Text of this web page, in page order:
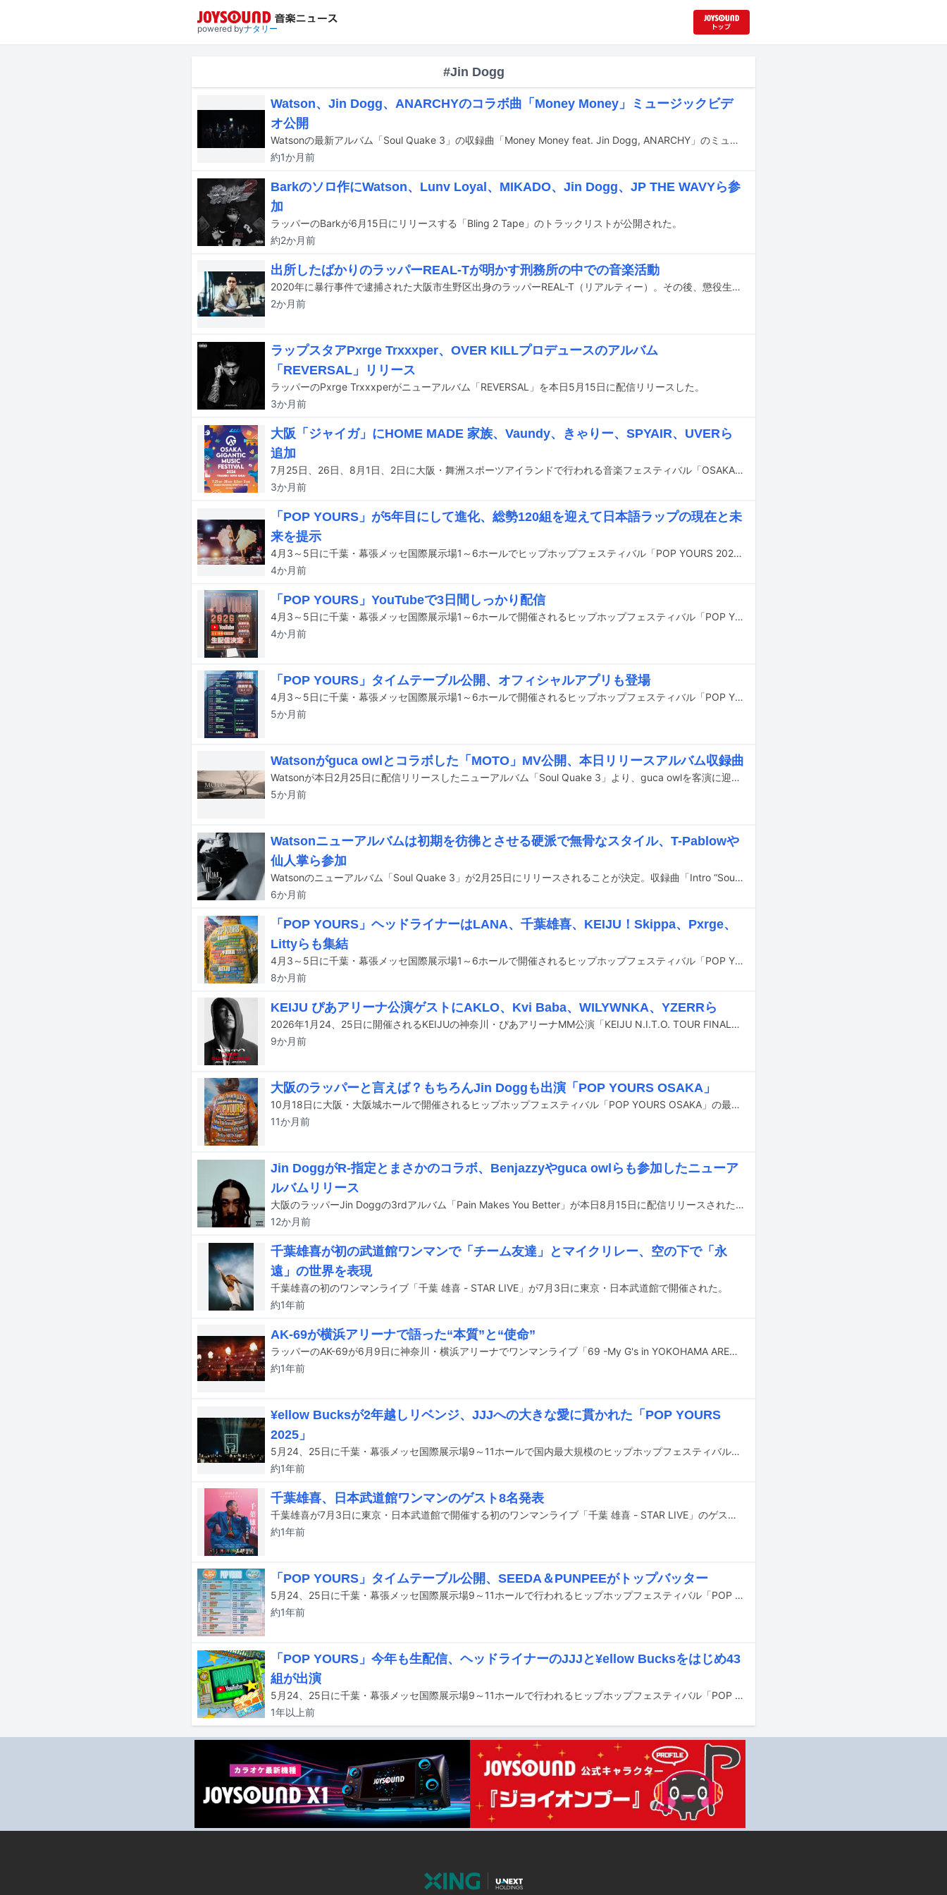
powered byナタリー
#Jin Dogg
Watson、Jin Dogg、ANARCHYのコラボ曲「Money Money」ミュージックビデ
オ公開
Watsonの最新アルバム「Soul Quake 3」の収録曲「Money Money feat. Jin Dogg, ANARCHY」のミュージックビデオがYouTubeで公開された。
約1か月前
Barkのソロ作にWatson、Lunv Loyal、MIKADO、Jin Dogg、JP THE WAVYら参
加
ラッパーのBarkが6月15日にリリースする「Bling 2 Tape」のトラックリストが公開された。
約2か月前
出所したばかりのラッパーREAL-Tが明かす刑務所の中での音楽活動
2020年に暴行事件で逮捕された大阪市生野区出身のラッパーREAL-T（リアルティー）。その後、懲役生活に入り、表舞台から姿を消すも、Jin Doggと彼のコラボ曲「街風」がアンセム化するなどして、シーンで存在感を放ち続けていた。そんな彼が7曲入りのニューアルバム「SHIN SCAR」を突如リリースし、出所していたことを明らかにした。服役中であるはずの2025年12月末にもアルバム「善悪」をリリースしてシーンを騒がせていたREAL-Tだが、いったいどのように塀の中で活動してきたのか。音楽ナタリーでは、アルバムリリース直前のREAL-Tに接触。服役中にどうやって歌詞を書き、ニューアルバムの制作を進めたのかを聞いた。
2か月前
ラップスタアPxrge Trxxxper、OVER KILLプロデュースのアルバム
「REVERSAL」リリース
ラッパーのPxrge Trxxxperがニューアルバム「REVERSAL」を本日5月15日に配信リリースした。
3か月前
大阪「ジャイガ」にHOME MADE 家族、Vaundy、きゃりー、SPYAIR、UVERら
追加
7月25日、26日、8月1日、2日に大阪・舞洲スポーツアイランドで行われる音楽フェスティバル「OSAKA GIGANTIC MUSIC FESTIVAL 2026」（通称：ジャイガ）の出演アーティスト第6弾が発表された。
3か月前
「POP YOURS」が5年目にして進化、総勢120組を迎えて日本語ラップの現在と未
来を提示
4月3～5日に千葉・幕張メッセ国際展示場1～6ホールでヒップホップフェスティバル「POP YOURS 2026」が開催された。
4か月前
「POP YOURS」YouTubeで3日間しっかり配信
4月3～5日に千葉・幕張メッセ国際展示場1～6ホールで開催されるヒップホップフェスティバル「POP YOURS 2026」の模様がYouTubeで生配信されることが発表された。
4か月前
「POP YOURS」タイムテーブル公開、オフィシャルアプリも登場
4月3～5日に千葉・幕張メッセ国際展示場1～6ホールで開催されるヒップホップフェスティバル「POP YOURS 2026」のタイムテーブルが発表された。
5か月前
Watsonがguca owlとコラボした「MOTO」MV公開、本日リリースアルバム収録曲
Watsonが本日2月25日に配信リリースしたニューアルバム「Soul Quake 3」より、guca owlを客演に迎えた楽曲「MOTO feat. guca owl」のミュージックビデオがYouTubeで公開された。
5か月前
Watsonニューアルバムは初期を彷彿とさせる硬派で無骨なスタイル、T-Pablowや
仙人掌ら参加
Watsonのニューアルバム「Soul Quake 3」が2月25日にリリースされることが決定。収録曲「Intro “Soul Quake”」の先行配信がスタートし、収録曲「Koshy Freestyle feat. DADA, C.O.S.A.」のミュージックビデオがYouTubeで公開された。
6か月前
「POP YOURS」ヘッドライナーはLANA、千葉雄喜、KEIJU！Skippa、Pxrge、
Littyらも集結
4月3～5日に千葉・幕張メッセ国際展示場1～6ホールで開催されるヒップホップフェスティバル「POP YOURS 2026」の第1弾アーティストラインナップ37組が発表された。
8か月前
KEIJU ぴあアリーナ公演ゲストにAKLO、Kvi Baba、WILYWNKA、YZERRら
2026年1月24、25日に開催されるKEIJUの神奈川・ぴあアリーナMM公演「KEIJU N.I.T.O. TOUR FINAL」のゲストアーティストが発表された。
9か月前
大阪のラッパーと言えば？もちろんJin Doggも出演「POP YOURS OSAKA」
10月18日に大阪・大阪城ホールで開催されるヒップホップフェスティバル「POP YOURS OSAKA」の最終ラインナップが発表された。
11か月前
Jin DoggがR-指定とまさかのコラボ、Benjazzyやguca owlらも参加したニューア
ルバムリリース
大阪のラッパーJin Doggの3rdアルバム「Pain Makes You Better」が本日8月15日に配信リリースされた。
12か月前
千葉雄喜が初の武道館ワンマンで「チーム友達」とマイクリレー、空の下で「永
遠」の世界を表現
千葉雄喜の初のワンマンライブ「千葉 雄喜 - STAR LIVE」が7月3日に東京・日本武道館で開催された。
約1年前
AK-69が横浜アリーナで語った“本質”と“使命”
ラッパーのAK-69が6月9日に神奈川・横浜アリーナでワンマンライブ「69 -My G's in YOKOHAMA ARENA-」を開催。チケットはソールドアウトし、約1万人の観客が来場した。
約1年前
¥ellow Bucksが2年越しリベンジ、JJJへの大きな愛に貫かれた「POP YOURS
2025」
5月24、25日に千葉・幕張メッセ国際展示場9～11ホールで国内最大規模のヒップホップフェスティバル「POP YOURS 2025」が開催された。
約1年前
千葉雄喜、日本武道館ワンマンのゲスト8名発表
千葉雄喜が7⽉3⽇に東京・⽇本武道館で開催する初のワンマンライブ「千葉 雄喜 - STAR LIVE」のゲストアクトが発表された。
約1年前
「POP YOURS」タイムテーブル公開、SEEDA＆PUNPEEがトップバッター
5月24、25日に千葉・幕張メッセ国際展示場9～11ホールで行われるヒップホップフェスティバル「POP YOURS 2025」のタイムテーブルが発表された。
約1年前
「POP YOURS」今年も生配信、ヘッドライナーのJJJと¥ellow Bucksをはじめ43
組が出演
5月24、25日に千葉・幕張メッセ国際展示場9～11ホールで行われるヒップホップフェスティバル「POP YOURS 2025」の模様がYouTubeで生配信される。
1年以上前